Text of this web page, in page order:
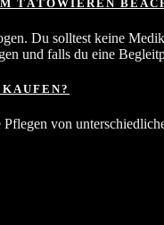
TÄTOWIEREN
Du solltest keine
und falls du eine
von